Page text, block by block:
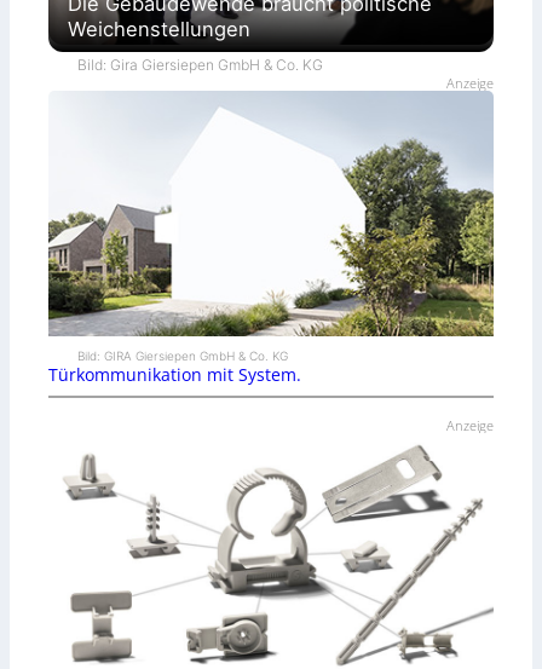
Weichenstellungen
Bild: Gira Giersiepen GmbH & Co. KG
Anzeige
Bild: GIRA Giersiepen GmbH & Co. KG
Türkommunikation mit System.
Anzeige